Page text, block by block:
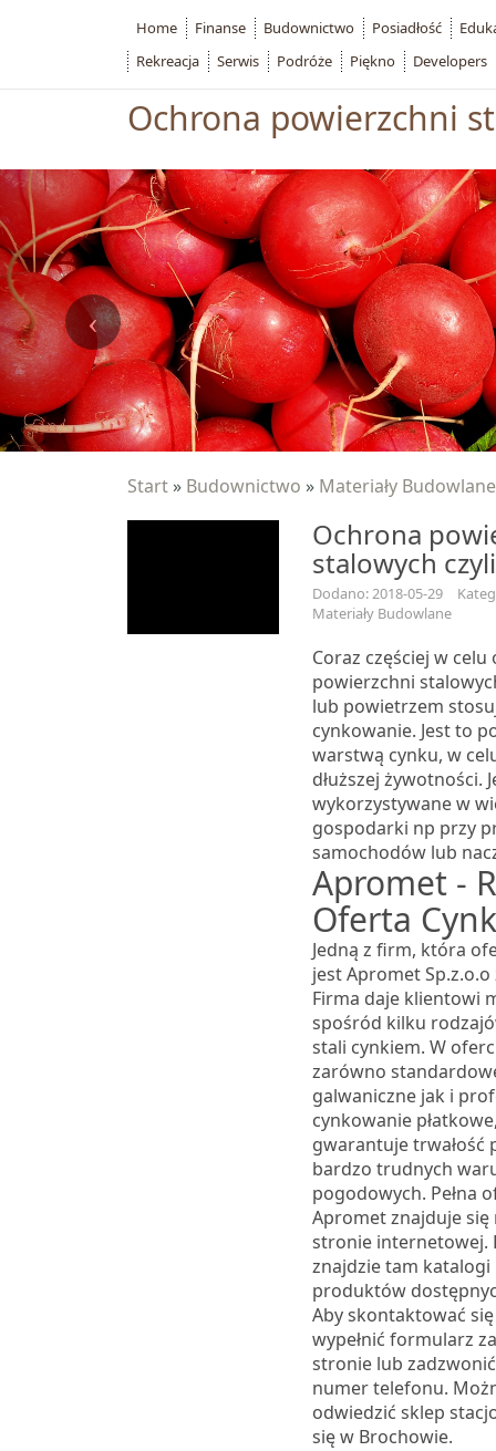
Ochrona powierzchni
Start » Budownictwo » Materiały Budowlane
Ochrona
stalowych
Dodano: 2018-05-29
Materiały Budowlane
Coraz częściej w celu
powierzchni
lub powietrzem
cynkowanie. Jest to
warstwą cynku, w
dłuższej żywotności.
wykorzystywane w
gospodarki np przy
samochodów lub
Apromet -
Oferta
Jedną z firm, która
jest Apromet
Firma daje klientowi
spośród kilku
stali cynkiem. W
zarówno
galwaniczne jak i
cynkowanie
gwarantuje trwałość
bardzo trudnych
pogodowych. Pełna
Apromet znajduje się
stronie internetowej.
znajdzie tam katalogi
produktów
Aby skontaktować
wypełnić formularz
stronie lub
numer telefonu.
odwiedzić sklep
się w Brochowie.
Home Finanse Budownictwo Posiadłość
Rekreacja
Serwis Podróże Piękno Developers